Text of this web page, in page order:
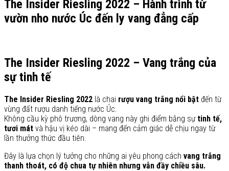
The Insider Riesling 2022 – Hành trình từ
vườn nho nước Úc đến ly vang đẳng cấp
The Insider Riesling 2022 – Vang trắng của
sự tinh tế
The Insider Riesling 2022 là chai rượu vang trắng nổi bật đến từ
vùng đất rượu danh tiếng nước Úc.
Không cầu kỳ phô trương, dòng vang này ghi điểm bằng sự tinh tế,
tươi mát và hậu vị kéo dài – mang đến cảm giác dễ chịu ngay từ
lần thưởng thức đầu tiên.
Đây là lựa chọn lý tưởng cho những ai yêu phong cách vang trắng
thanh thoát, có độ chua tự nhiên nhưng vẫn đầy chiều sâu.